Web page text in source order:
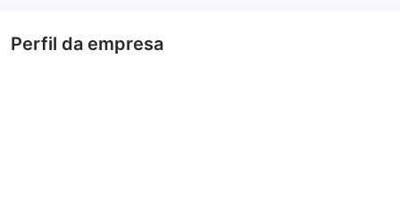
Perfil da empresa